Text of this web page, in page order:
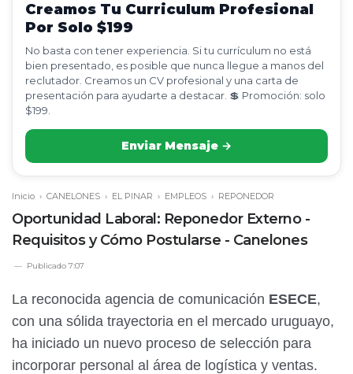
Creamos Tu Curriculum Profesional
Por Solo $199
No basta con tener experiencia. Si tu currículum no está
bien presentado, es posible que nunca llegue a manos del
reclutador. Creamos un CV profesional y una carta de
presentación para ayudarte a destacar. 💲 Promoción: solo
$199.
Enviar Mensaje →
Inicio › CANELONES › EL PINAR › EMPLEOS › REPONEDOR
Oportunidad Laboral: Reponedor Externo -
Requisitos y Cómo Postularse - Canelones
Publicado 7:07
La reconocida agencia de comunicación ESECE,
con una sólida trayectoria en el mercado uruguayo,
ha iniciado un nuevo proceso de selección para
incorporar personal al área de logística y ventas.